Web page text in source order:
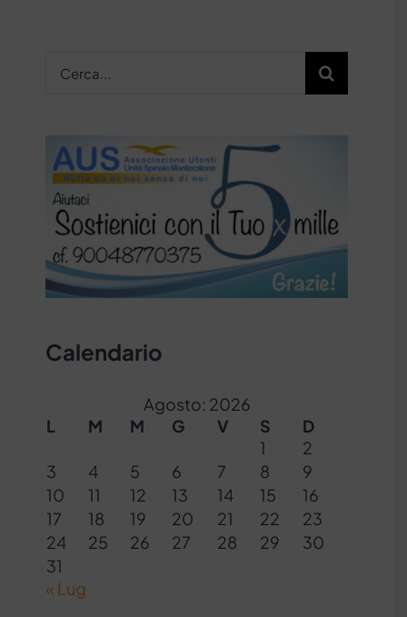
per:
Calendario
Agosto: 2026
L
M M G V S
D
1
2
3
4 5 6 7 8
9
10
11 12 13 14 15
16
17
18 19 20 21 22
23
24
25 26 27 28 29
30
31
« Lug